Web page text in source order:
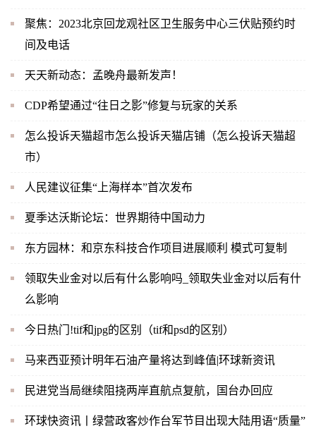
聚焦：2023北京回龙观社区卫生服务中心三伏贴预约时
间及电话
天天新动态：孟晚舟最新发声！
CDP希望通过“往日之影”修复与玩家的关系
怎么投诉天猫超市怎么投诉天猫店铺（怎么投诉天猫超
市）
人民建议征集“上海样本”首次发布
夏季达沃斯论坛：世界期待中国动力
东方园林：和京东科技合作项目进展顺利 模式可复制
领取失业金对以后有什么影响吗_领取失业金对以后有什
么影响
今日热门!tif和jpg的区别（tif和psd的区别）
马来西亚预计明年石油产量将达到峰值|环球新资讯
民进党当局继续阻挠两岸直航点复航，国台办回应
环球快资讯丨绿营政客炒作台军节目出现大陆用语“质量”